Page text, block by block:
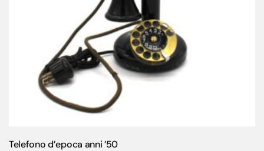
Telefono d’epoca anni ’50